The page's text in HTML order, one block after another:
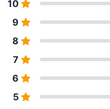
10
9
8
7
6
5